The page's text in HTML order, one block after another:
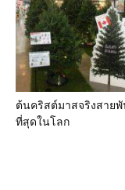
ต้นคริสต์มาสจริงสาย
ที่สุดในโลก